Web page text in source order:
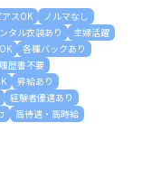
スOK
ノルマなし
タル衣装あり
主婦活躍
各種バックあり
履歴書不要
昇給あり
経験者優遇あり
高待遇・高時給